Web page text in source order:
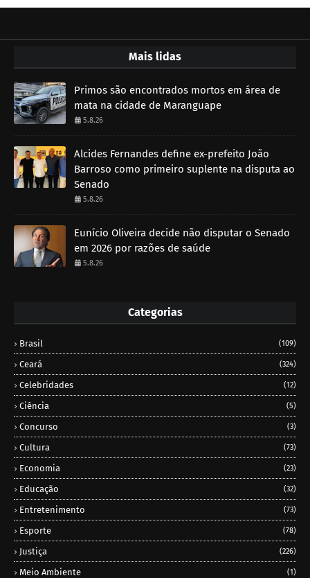
Mais lidas
Primos são encontrados mortos em área de
mata na cidade de Maranguape
5.8.26
Alcides Fernandes define ex-prefeito João
Barroso como primeiro suplente na disputa ao
Senado
5.8.26
Eunício Oliveira decide não disputar o Senado
em 2026 por razões de saúde
5.8.26
Categorias
Brasil (109)
Ceará (324)
Celebridades (12)
Ciência (5)
Concurso (3)
Cultura (73)
Economia (23)
Educação (32)
Entretenimento (73)
Esporte (78)
Justiça (226)
Meio Ambiente (1)